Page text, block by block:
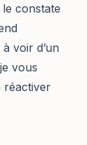
constate
voir d’un
vous
réactiver